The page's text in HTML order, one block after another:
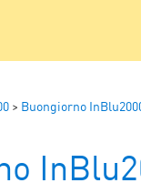
> Buongiorno